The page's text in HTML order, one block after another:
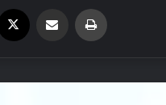
Email'den paylaş